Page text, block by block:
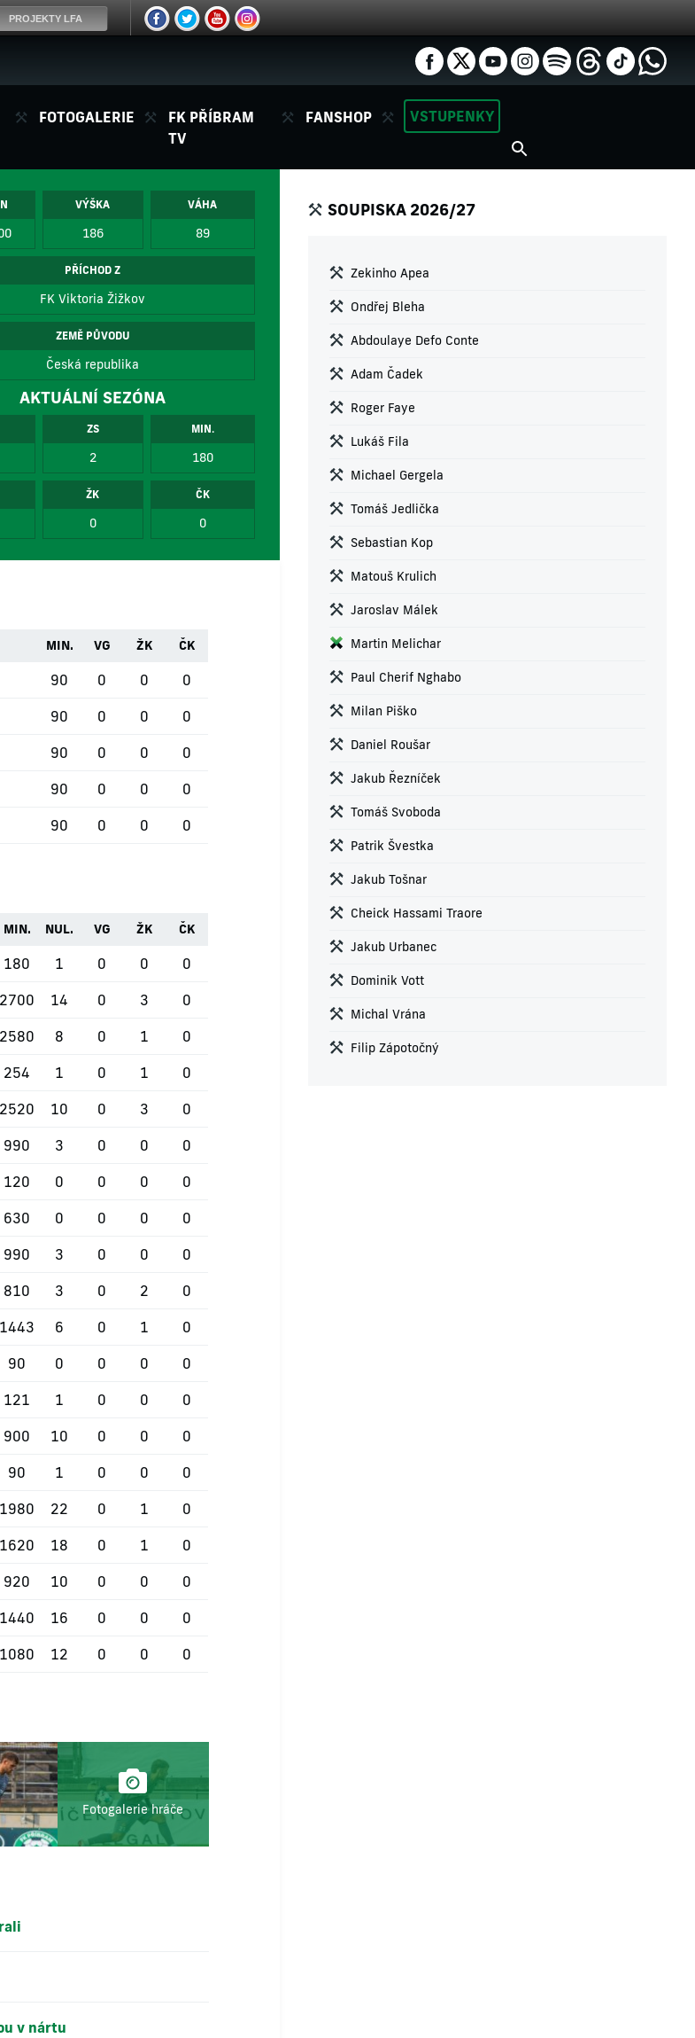
FOTOGALERIE
FK PŘÍBRAM
TV
FANSHOP VSTUPENKY
VÝŠKA
186
VÁHA
89
PŘÍCHOD Z
FK Viktoria Žižkov
ZEMĚ PŮVODU
Česká republika
AKTUÁLNÍ SEZÓNA
ZS
2
MIN.
180
ŽK
0
ČK
0
MIN. VG ŽK ČK
90 0 0 0
90 0 0 0
90 0 0 0
90 0 0 0
90 0 0 0
MIN. NUL. VG ŽK ČK
180 1 0 0 0
2700 14 0 3 0
2580 8 0 1 0
254 1 0 1 0
2520 10 0 3 0
990 3 0 0 0
120 0 0 0 0
630 0 0 0 0
990 3 0 0 0
810 3 0 2 0
1443 6 0 1 0
90 0 0 0 0
121 1 0 0 0
900 10 0 0 0
90 1 0 0 0
1980 22 0 1 0
1620 18 0 1 0
920 10 0 0 0
1440 16 0 0 0
1080 12 0 0 0
Fotogalerie hráče
v nártu
SOUPISKA 2026/27
Zekinho Apea
Ondřej Bleha
Abdoulaye Defo Conte
Adam Čadek
Roger Faye
Lukáš Fila
Michael Gergela
Tomáš Jedlička
Sebastian Kop
Matouš Krulich
Jaroslav Málek
Martin Melichar
Paul Cherif Nghabo
Milan Piško
Daniel Roušar
Jakub Řezníček
Tomáš Svoboda
Patrik Švestka
Jakub Tošnar
Cheick Hassami Traore
Jakub Urbanec
Dominik Vott
Michal Vrána
Filip Zápotočný
PROJEKTY LFA